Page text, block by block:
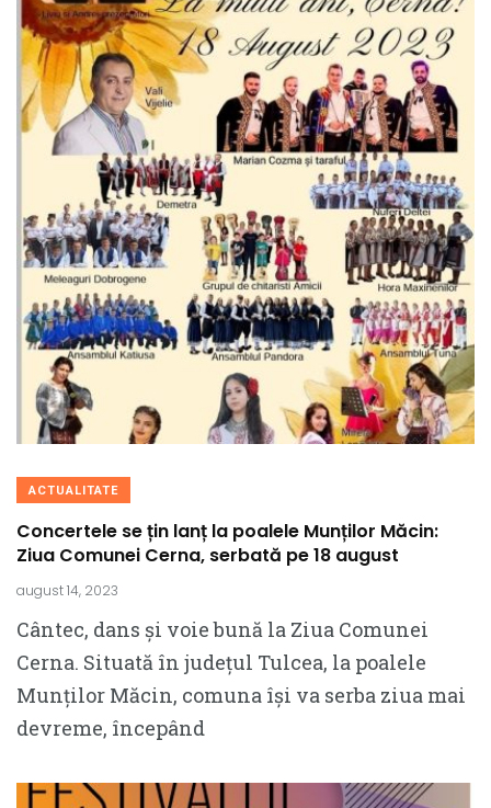
ACTUALITATE
Concertele se țin lanț la poalele Munților Măcin:
Ziua Comunei Cerna, serbată pe 18 august
august 14, 2023
Cântec, dans și voie bună la Ziua Comunei
Cerna. Situată în județul Tulcea, la poalele
Munților Măcin, comuna își va serba ziua mai
devreme, începând